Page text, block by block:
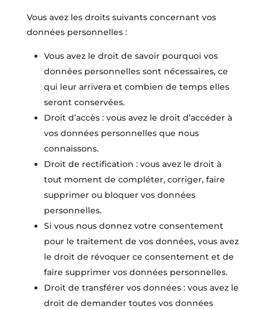
Vous avez les droits suivants concernant vos
données personnelles :
Vous avez le droit de savoir pourquoi vos
données personnelles sont nécessaires, ce
qui leur arrivera et combien de temps elles
seront conservées.
Droit d’accès : vous avez le droit d’accéder à
vos données personnelles que nous
connaissons.
Droit de rectification : vous avez le droit à
tout moment de compléter, corriger, faire
supprimer ou bloquer vos données
personnelles.
Si vous nous donnez votre consentement
pour le traitement de vos données, vous avez
le droit de révoquer ce consentement et de
faire supprimer vos données personnelles.
Droit de transférer vos données : vous avez le
droit de demander toutes vos données